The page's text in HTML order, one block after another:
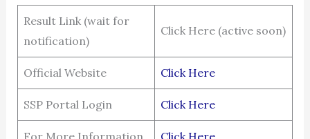
Result Link (wait for
notification)
Click Here (active soon)
Official Website Click Here
SSP Portal Login Click Here
For More Information Click Here